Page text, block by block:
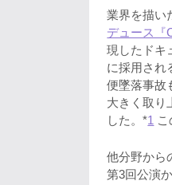
業界を描い
デュース『
現したドキ
に採用され
便墜落事故
大きく取り
した。*1
他分野から
第3回公演